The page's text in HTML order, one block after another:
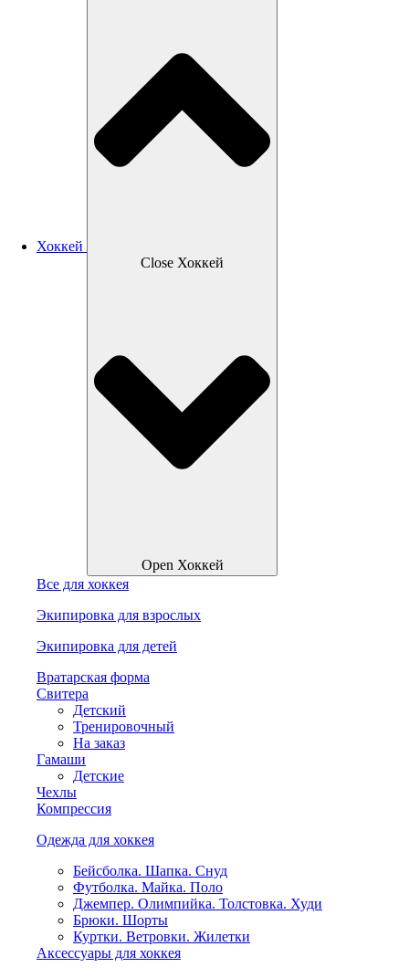
Хоккей
Close Хоккей
Open Хоккей
Все для хоккея
Экипировка для взрослых
Экипировка для детей
Вратарская форма
Свитера
Детский
Тренировочный
На заказ
Гамаши
Детские
Чехлы
Компрессия
Одежда для хоккея
Бейсболка. Шапка. Снуд
Футболка. Майка. Поло
Джемпер. Олимпийка. Толстовка. Худи
Брюки. Шорты
Куртки. Ветровки. Жилетки
Аксессуары для хоккея